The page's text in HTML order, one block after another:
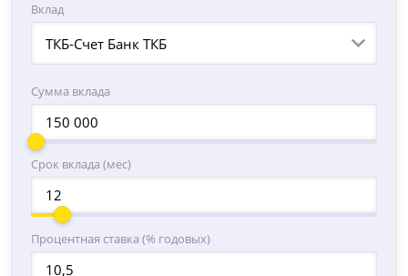
Вклад
ТКБ-Счет Банк ТКБ
Сумма вклада
Срок вклада (мес)
Процентная ставка (% годовых)